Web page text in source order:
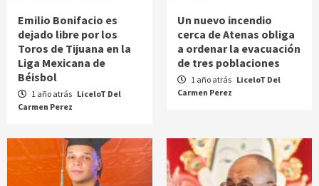
Emilio Bonifacio es
dejado libre por los
Toros de Tijuana en la
Liga Mexicana de
Béisbol
1 año atrás LiceloT Del
Carmen Perez
Un nuevo incendio
cerca de Atenas obliga
a ordenar la evacuación
de tres poblaciones
1 año atrás LiceloT Del
Carmen Perez